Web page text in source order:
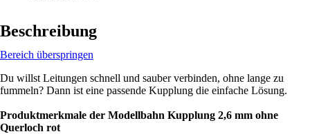
Beschreibung
Bereich überspringen
Du willst Leitungen schnell und sauber verbinden, ohne lange zu
fummeln? Dann ist eine passende Kupplung die einfache Lösung.
Produktmerkmale der Modellbahn Kupplung 2,6 mm ohne
Querloch rot